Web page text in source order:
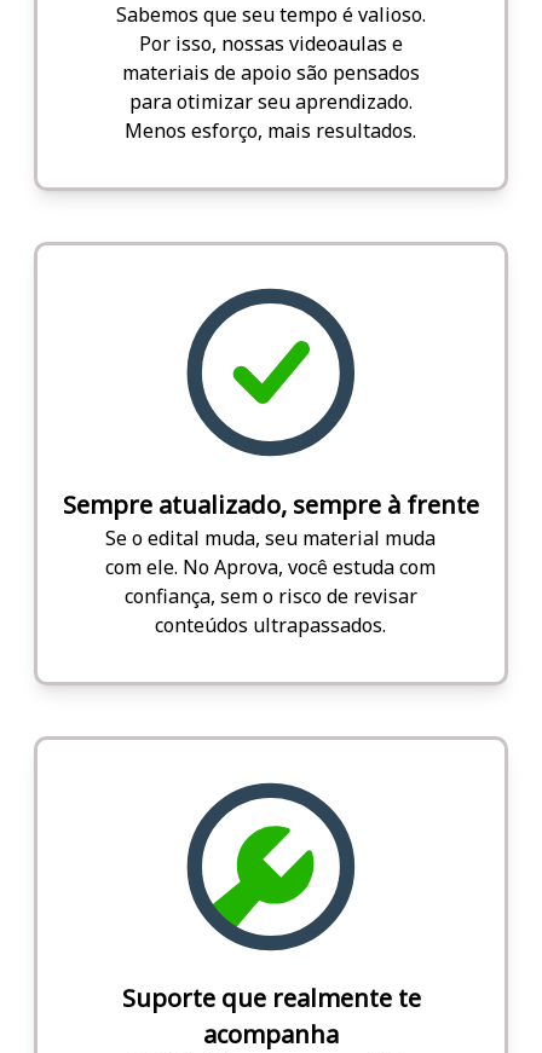
Sabemos que seu tempo é valioso.
Por isso, nossas videoaulas e
materiais de apoio são pensados
para otimizar seu aprendizado.
Menos esforço, mais resultados.
Sempre atualizado, sempre à frente
Se o edital muda, seu material muda
com ele. No Aprova, você estuda com
confiança, sem o risco de revisar
conteúdos ultrapassados.
Suporte que realmente te
acompanha